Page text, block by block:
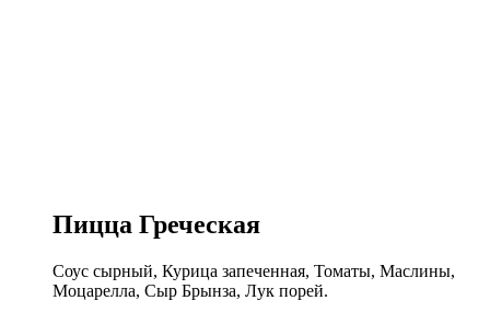
Пицца Греческая
Соус сырный, Курица запеченная, Томаты, Маслины,
Моцарелла, Сыр Брынза, Лук порей.